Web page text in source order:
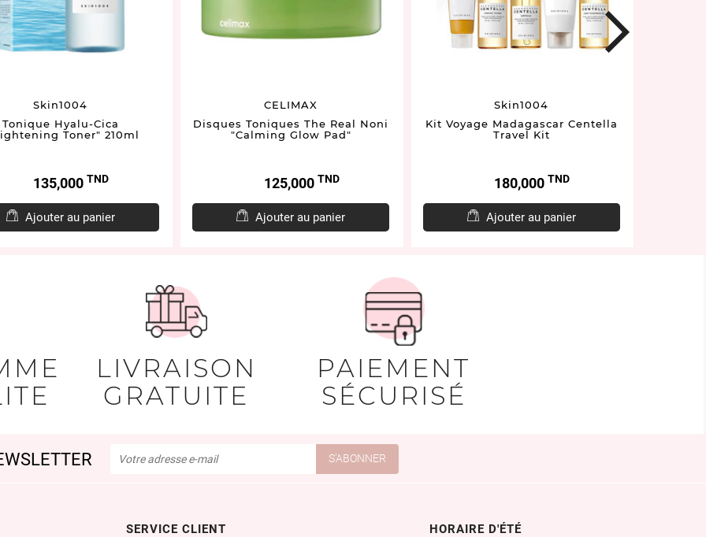
Skin1004
Tonique Hyalu-Cica
Toner" 210ml
Prix135,000 TND
Ajouter au panier
CELIMAX
Disques Toniques The Real Noni
"Calming Glow Pad"
Prix125,000 TND
Ajouter au panier
Skin1004
Kit Voyage Madagascar Centella
Travel Kit
Prix180,000 TND
Ajouter au panier
next
LIVRAISON
GRATUITE
PAIEMENT
SÉCURISÉ
SERVICE CLIENT HORAIRE D'ÉTÉ